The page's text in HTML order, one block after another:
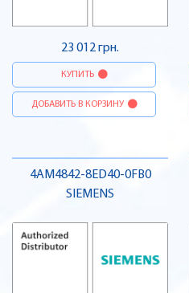
23 012 грн.
КУПИТЬ
ДОБАВИТЬ В КОРЗИНУ
4AM4842-8ED40-0FB0
SIEMENS